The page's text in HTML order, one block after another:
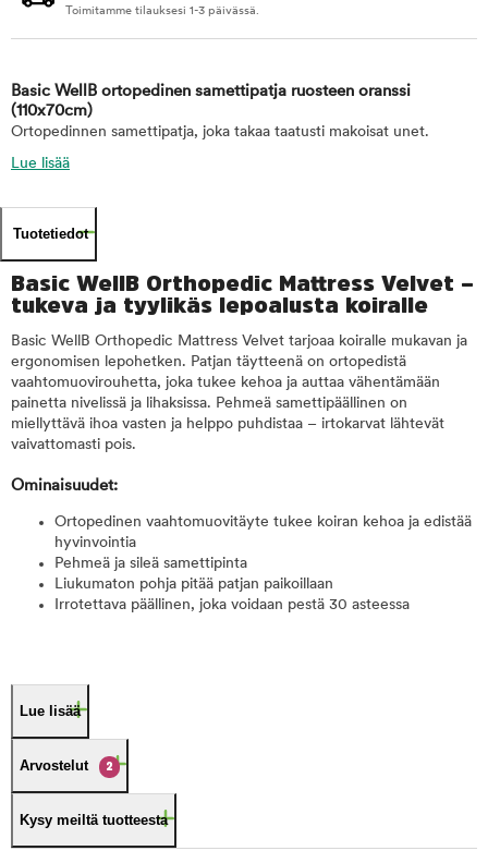
Toimitamme tilauksesi 1-3 päivässä.
Basic WellB ortopedinen samettipatja ruosteen oranssi
(110x70cm)
Ortopedinnen samettipatja, joka takaa taatusti makoisat unet.
Lue lisää
Tuotetiedot
Basic WellB Orthopedic Mattress Velvet –
tukeva ja tyylikäs lepoalusta koiralle
Basic WellB Orthopedic Mattress Velvet tarjoaa koiralle mukavan ja
ergonomisen lepohetken. Patjan täytteenä on ortopedistä
vaahtomuovirouhetta, joka tukee kehoa ja auttaa vähentämään
painetta nivelissä ja lihaksissa. Pehmeä samettipäällinen on
miellyttävä ihoa vasten ja helppo puhdistaa – irtokarvat lähtevät
vaivattomasti pois.
Ominaisuudet:
Ortopedinen vaahtomuovitäyte tukee koiran kehoa ja edistää
hyvinvointia
Pehmeä ja sileä samettipinta
Liukumaton pohja pitää patjan paikoillaan
Irrotettava päällinen, joka voidaan pestä 30 asteessa
Lue lisää
Arvostelut 2
Kysy meiltä tuotteesta